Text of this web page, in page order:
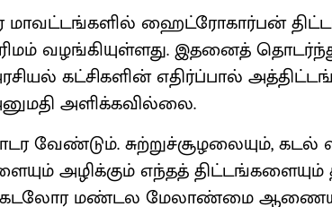
மாவட்டங்களில் ஹைட்ரோகார்பன்
வழங்கியுள்ளது. இதனைத்
கட்சிகளின் எதிர்ப்பால்
அளிக்கவில்லை.
வேண்டும். சுற்றுச்சூழலையும், கடல்
அழிக்கும் எந்தத் திட்டங்களையும்
கடலோர மண்டல மேலாண்மை